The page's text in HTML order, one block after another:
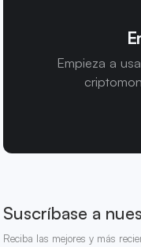
Empieza a
Suscríbase a
Reciba las mejores y más